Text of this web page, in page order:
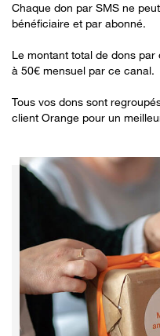
Chaque don par SMS ne
bénéficiaire et par abonné.
Le montant total de dons
à 50€ mensuel par ce canal.
Tous vos dons sont
client Orange pour un